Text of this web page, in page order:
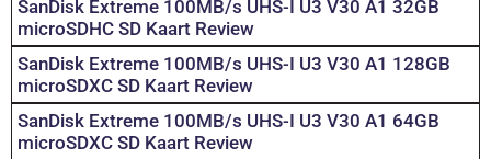
SanDisk Extreme 100MB/s UHS-I U3 V30 A1 32GB
microSDHC SD Kaart Review
SanDisk Extreme 100MB/s UHS-I U3 V30 A1 128GB
microSDXC SD Kaart Review
SanDisk Extreme 100MB/s UHS-I U3 V30 A1 64GB
microSDXC SD Kaart Review